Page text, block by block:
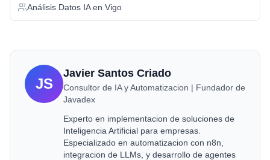
Análisis Datos IAen Vigo
JS
Javier Santos Criado
Consultor de IA y Automatizacion | Fundador de
Javadex
Experto en implementacion de soluciones de
Inteligencia Artificial para empresas.
Especializado en automatizacion con n8n,
integracion de LLMs, y desarrollo de agentes